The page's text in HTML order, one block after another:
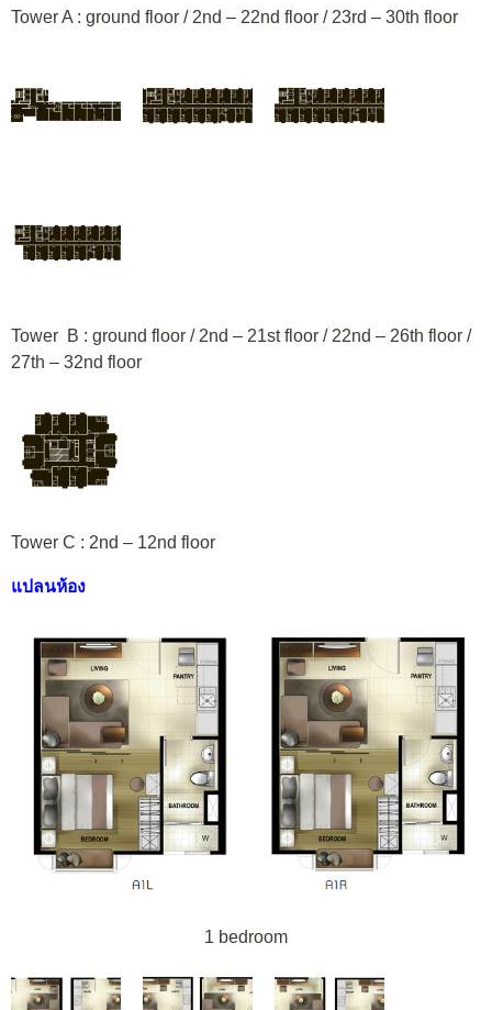
Tower A : ground floor / 2nd – 22nd floor / 23rd – 30th floor
Tower B : ground floor / 2nd – 21st floor / 22nd – 26th floor /
27th – 32nd floor
Tower C : 2nd – 12nd floor
แปลนห้อง
1 bedroom